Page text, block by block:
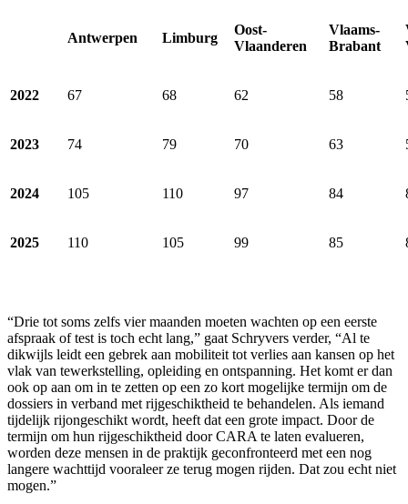
Antwerpen Limburg
Oost-
Vlaanderen
Vlaams-
Brabant
2022 67 68 62 58
2023 74 79 70 63
2024 105 110 97 84
2025 110 105 99 85
“Drie tot soms zelfs vier maanden moeten wachten op een eerste
afspraak of test is toch echt lang,” gaat Schryvers verder, “Al te
dikwijls leidt een gebrek aan mobiliteit tot verlies aan kansen op het
vlak van tewerkstelling, opleiding en ontspanning. Het komt er dan
ook op aan om in te zetten op een zo kort mogelijke termijn om de
dossiers in verband met rijgeschiktheid te behandelen. Als iemand
tijdelijk rijongeschikt wordt, heeft dat een grote impact. Door de
termijn om hun rijgeschiktheid door CARA te laten evalueren,
worden deze mensen in de praktijk geconfronteerd met een nog
langere wachttijd vooraleer ze terug mogen rijden. Dat zou echt niet
mogen.”